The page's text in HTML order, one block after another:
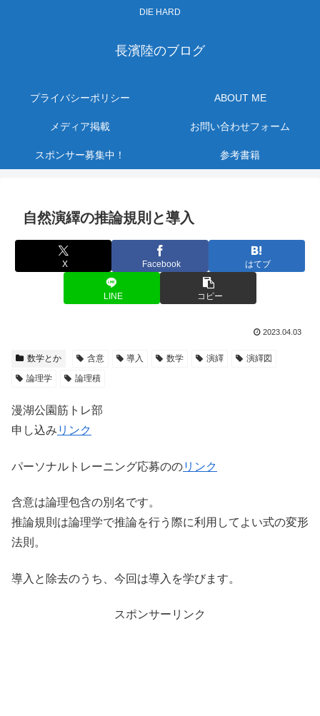
DIE HARD
長濱陸のブログ
プライバシーポリシー ABOUT ME
メディア掲載 お問い合わせフォーム
スポンサー募集中！ 参考書籍
自然演繹の推論規則と導入
X Facebook はてブ
LINE コピー
2023.04.03
数学とか 含意 導入 数学 演繹
演繹図
論理学
論理積
漫湖公園筋トレ部
申し込み リンク
パーソナルトレーニング応募ののリンク
含意は論理包含の別名です。
推論規則は論理学で推論を行う際に利用してよい式の変形
法則。
導入と除去のうち、今回は導入を学びます。
スポンサーリンク